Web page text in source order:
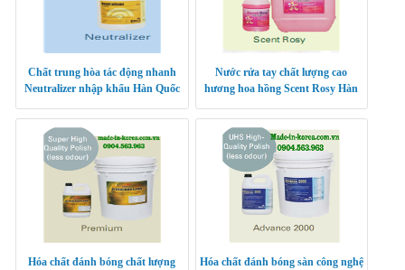
Chất trung hòa tác động nhanh
Neutralizer nhập khẩu Hàn Quốc
Nước rửa tay chất lượng cao
hương hoa hồng Scent Rosy Hàn
Hóa chất đánh bóng chất lượng
Hóa chất đánh bóng sàn công nghệ